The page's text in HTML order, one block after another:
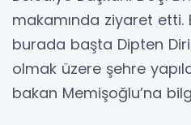
makamında ziyaret etti.
burada başta Dipten
olmak üzere şehre
bakan Memişoğlu’na